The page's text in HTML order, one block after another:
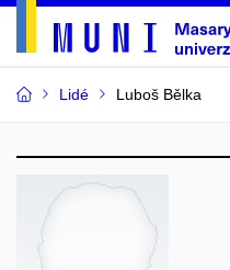
Lidé Luboš Bělka